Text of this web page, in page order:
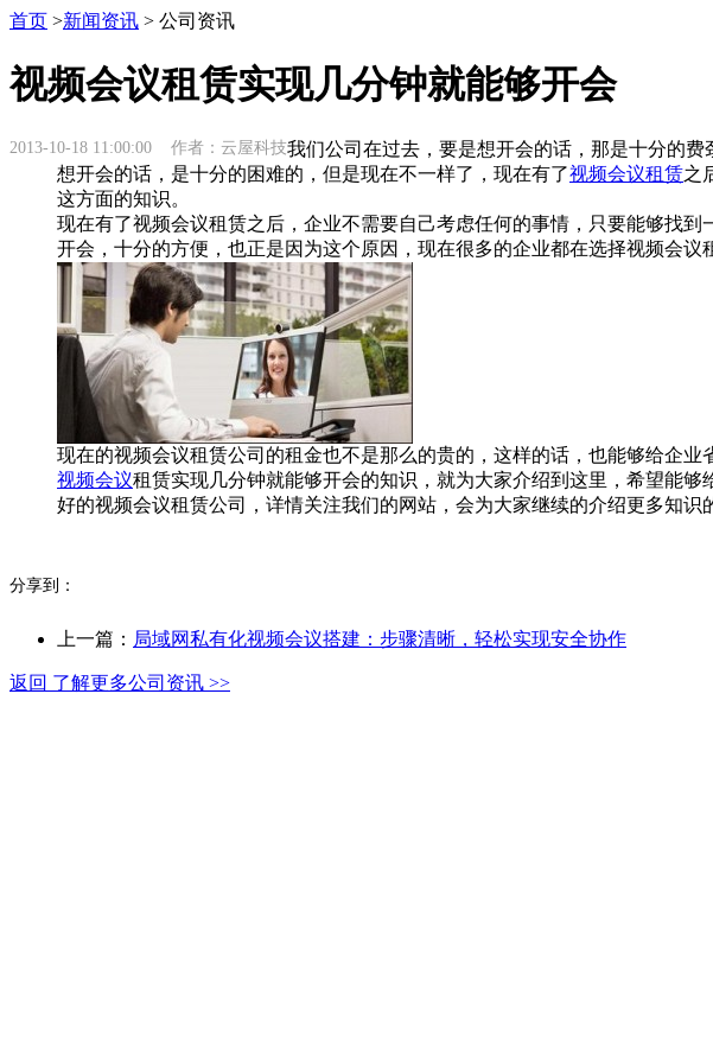
首页 >新闻资讯 > 公司资讯
视频会议租赁实现几分钟就能够开会
2013-10-18 11:00:00 作者：云屋科技我们公司在过去，要是想开会的话，那是十分的
想开会的话，是十分的困难的，但是现在不一样了，现在有了视频会议租赁之
这方面的知识。
现在有了视频会议租赁之后，企业不需要自己考虑任何的事情，只要能够找
开会，十分的方便，也正是因为这个原因，现在很多的企业都在选择视频会议
现在的视频会议租赁公司的租金也不是那么的贵的，这样的话，也能够给企业
视频会议租赁实现几分钟就能够开会的知识，就为大家介绍到这里，希望能
好的视频会议租赁公司，详情关注我们的网站，会为大家继续的介绍更多知识
分享到：
上一篇： 局域网私有化视频会议搭建：步骤清晰，轻松实现安全协作
返回 了解更多公司资讯 >>